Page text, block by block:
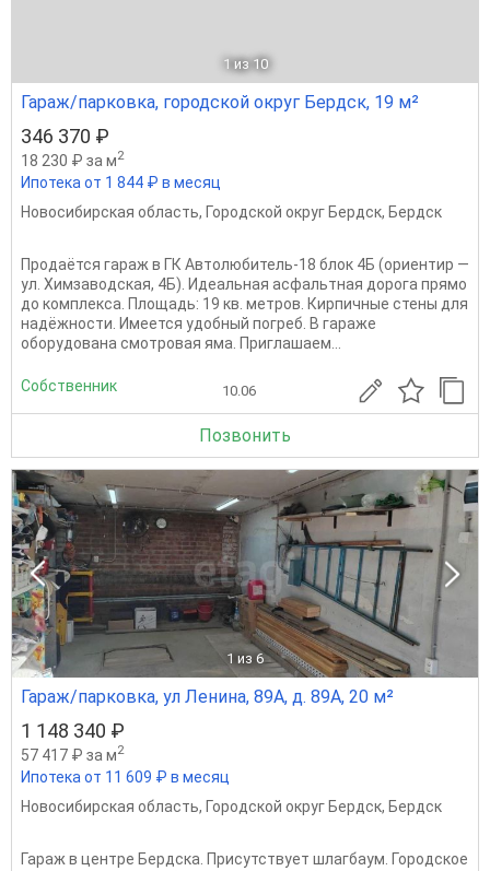
1 из 10
Гараж/парковка, городской округ Бердск, 19 м²
346 370 ₽
18 230 ₽ за м2
Ипотека от 1 844 ₽ в месяц
Новосибирская область, Городской округ Бердск, Бердск
Продаётся гараж в ГК Автолюбитель-18 блок 4Б (ориентир —
ул. Химзаводская, 4Б). Идеальная асфальтная дорога прямо
до комплекса. Площадь: 19 кв. метров. Кирпичные стены для
надёжности. Имеется удобный погреб. В гараже
оборудована смотровая яма. Приглашаем...
Собственник 10.06
Позвонить
1 из 6
Гараж/парковка, ул Ленина, 89А, д. 89А, 20 м²
1 148 340 ₽
57 417 ₽ за м2
Ипотека от 11 609 ₽ в месяц
Новосибирская область, Городской округ Бердск, Бердск
Гараж в центре Бердска. Присутствует шлагбаум. Городское